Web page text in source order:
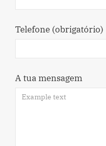
Telefone (obrigatório)
A tua mensagem